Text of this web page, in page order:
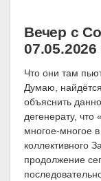
Вечер с
Что они там
Думаю,
объяснить
дегенерату,
многое-многое
коллективного
продолжение